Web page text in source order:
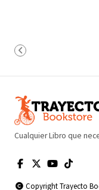
Cualquier Libro que
Copyright Trayecto